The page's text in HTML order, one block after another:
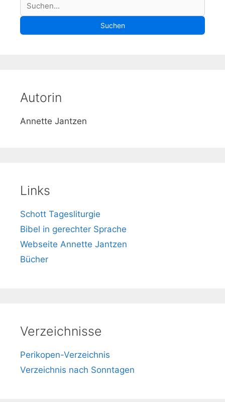
S
u
c
Suchen
Autorin
Annette Jantzen
Links
Schott Tagesliturgie
Bibel in gerechter Sprache
Webseite Annette Jantzen
Bücher
Verzeichnisse
Perikopen-Verzeichnis
Verzeichnis nach Sonntagen